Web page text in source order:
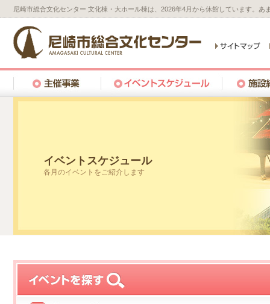
尼崎市総合文化センター 文化棟・大ホール棟は、2026年4月から休館しています。
イベントスケジュール
各月のイベントをご紹介します